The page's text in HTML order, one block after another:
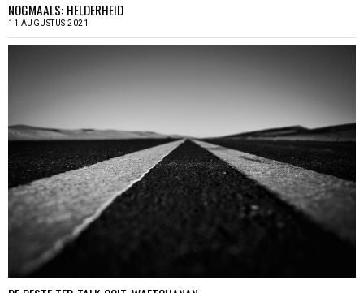
NOGMAALS: HELDERHEID
11 AUGUSTUS 2021